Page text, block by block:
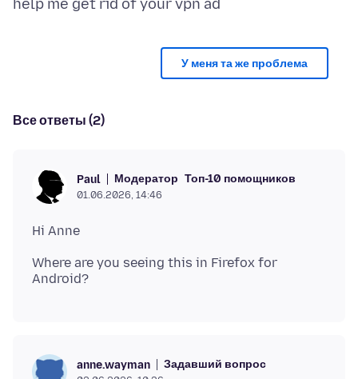
У меня та же проблема
Все ответы (2)
Paul Модератор Топ-10 помощников
01.06.2026, 14:46
Where are you seeing this in Firefox for
anne.wayman Задавший вопрос